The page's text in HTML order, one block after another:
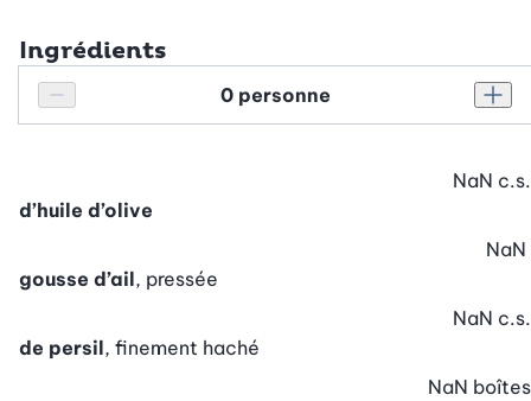
Ingrédients
Réduire le nombre de personnes
Personnes
d’huile d’olive
NaN c.s.
gousse d’ail, pressée
NaN
de persil, finement haché
NaN c.s.
NaN boîtes